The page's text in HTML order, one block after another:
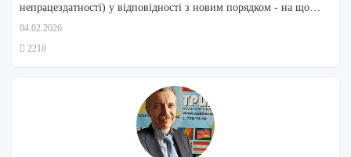
непрацездатності) у відповідності з новим порядком - на що
звернути увагу
04.02.2026
2210